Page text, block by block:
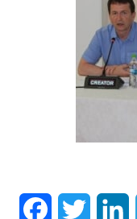
FacebookTwitter